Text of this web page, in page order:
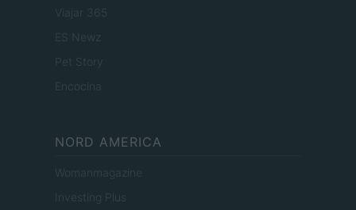
Viajar 365
ES Newz
Pet Story
Encocina
NORD AMERICA
Womanmagazine
Investing Plus